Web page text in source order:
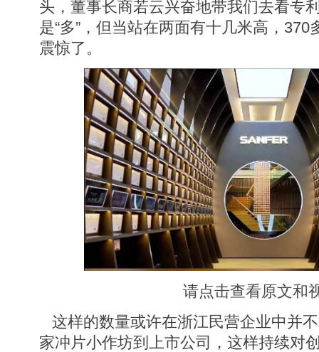
头，董事长商若云兴奋地带我们去看专
是“多”，但当站在两面有十几米高，
震惊了。
请点击查看原文和
这样的数量或许在浙江民营企业中并
家冲片小作坊到上市公司，这样持续对